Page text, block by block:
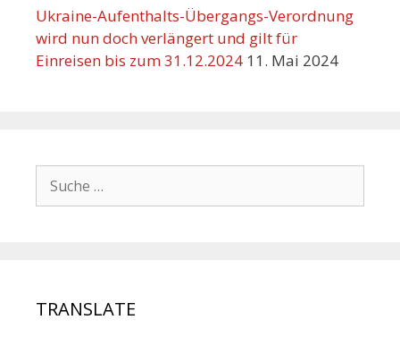
Ukraine-Aufenthalts-Übergangs-Verordnung
wird nun doch verlängert und gilt für
Einreisen bis zum 31.12.2024 11. Mai 2024
TRANSLATE